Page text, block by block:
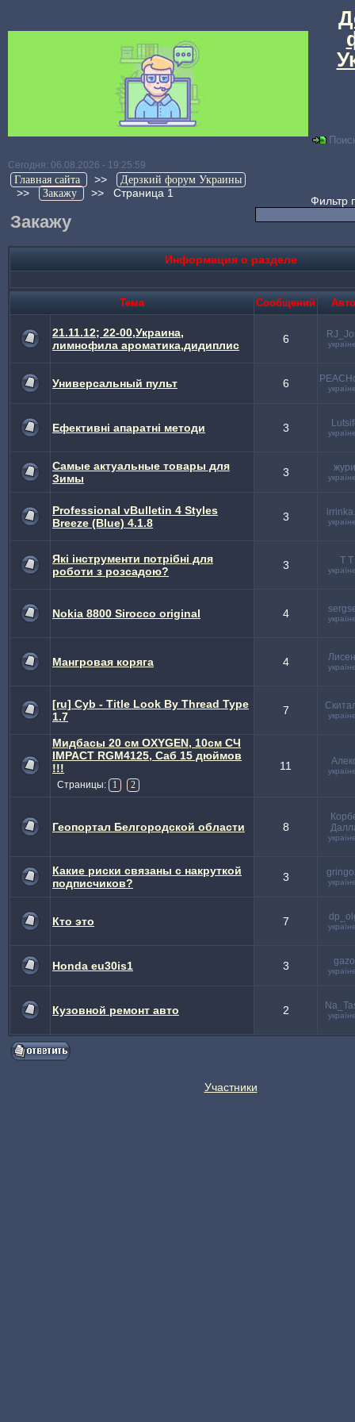
Сегодня: 06.08.2026 - 19:25:59
Главная сайта >> Дерзкий форум Украины
>> Закажу >> Страница 1
Закажу
Фильтр
Информация о разделе
Тема Cообщений
21.11.12; 22-00,Украина,
лимнофила ароматика,дидиплис
6
Универсальный пульт 6
Ефективні апаратні методи 3
Самые актуальные товары для
Зимы
3
Professional vBulletin 4 Styles
Breeze (Blue) 4.1.8
3
Які інструменти потрібні для
роботи з розсадою?
3 T T
Nokia 8800 Sirocco original 4
Мангровая коряга 4
[ru] Cyb - Title Look By Thread Type
1.7
7
Мидбасы 20 см OXYGEN, 10см СЧ
IMPACT RGM4125, Саб 15 дюймов
!!!
Страницы: 1 2
11
Геопортал Белгородской области 8
Какие риски связаны с накруткой
подписчиков?
3
Кто это 7
Honda eu30is1 3
Кузовной ремонт авто 2
Участники